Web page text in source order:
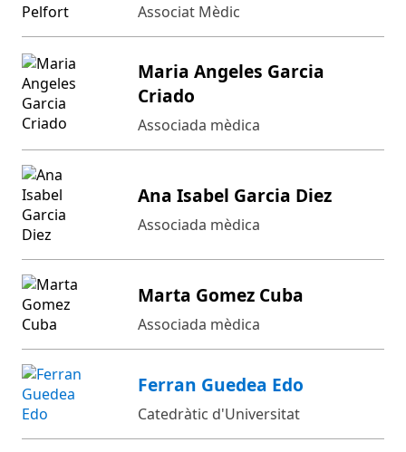
Associat Mèdic
Maria Angeles Garcia
Criado
Associada mèdica
Ana Isabel Garcia Diez
Associada mèdica
Marta Gomez Cuba
Associada mèdica
Ferran Guedea Edo
Catedràtic d'Universitat